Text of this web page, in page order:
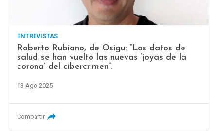
ENTREVISTAS
Roberto Rubiano, de Osigu: “Los datos de
salud se han vuelto las nuevas ‘joyas de la
corona’ del cibercrimen”.
13 Ago 2025
Compartir